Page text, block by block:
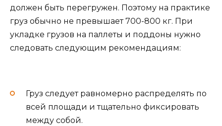
должен быть перегружен. Поэтому на практике
груз обычно не превышает 700-800 кг. При
укладке грузов на паллеты и поддоны нужно
следовать следующим рекомендациям:
Груз следует равномерно распределять по
всей площади и тщательно фиксировать
между собой.